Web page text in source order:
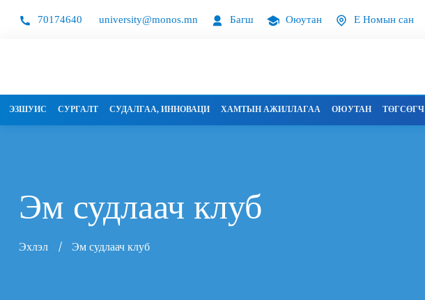
70174640 university@monos.mn Багш Оюутан Е Номын сан
ЭЗШУИС СУРГАЛТ СУДАЛГАА, ИННОВАЦИ ХАМТЫН АЖИЛЛАГАА ОЮУТАН ТӨГСӨГЧ
Эм судлаач клуб
Эхлэл Эм судлаач клуб